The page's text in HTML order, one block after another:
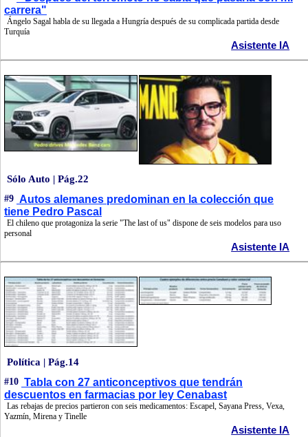
carrera"
Ángelo Sagal habla de su llegada a Hungría después de su complicada partida desde
Turquía
Asistente IA
Sólo Auto | Pág.22
#9 Autos alemanes predominan en la colección que
tiene Pedro Pascal
El chileno que protagoniza la serie "The last of us" dispone de seis modelos para uso
personal
Asistente IA
Política | Pág.14
#10 Tabla con 27 anticonceptivos que tendrán
descuentos en farmacias por ley Cenabast
Las rebajas de precios partieron con seis medicamentos: Escapel, Sayana Press, Vexa,
Yazmín, Mirena y Tinelle
Asistente IA